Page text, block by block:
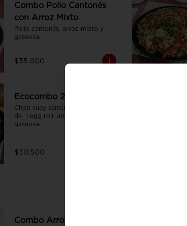
Combo Pollo Cantonés
con Arroz Mixto
Pollo cantonés, arroz mixto y
gaseosa.
$35.000
Ecocombo 2
Chop suey sencillo acompañado
de  1 egg roll, arroz sencillo y
gaseosa.
$30.500
Combo Arroz